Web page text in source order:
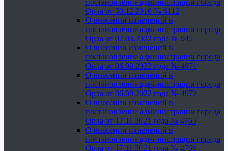
постановление администрации города
Орла от 30.12.2016 № 6112
О внесении изменений в
постановление администрации города
Орла от 02.03.2022 года № 945
О внесении изменений в
постановление администрации города
Орла от 06.09.2022 года № 4971
О внесении изменений в
постановление администрации города
Орла от 06.09.2022 года № 4972
О внесении изменений в
постановление администрации города
Орла от 17.11.2021 года № 4765
О внесении изменений в
постановление администрации города
Орла от 17.11.2021 года № 4766